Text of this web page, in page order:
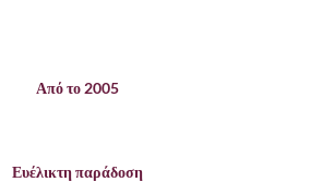
Από το 2005
Ευέλικτη παράδοση